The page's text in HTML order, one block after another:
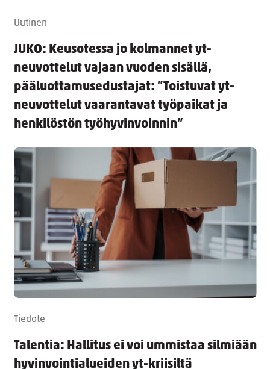
Uutinen
JUKO: Keusotessa jo kolmannet yt-
neuvottelut vajaan vuoden sisällä,
pääluottamusedustajat: ”Toistuvat yt-
neuvottelut vaarantavat työpaikat ja
henkilöstön työhyvinvoinnin”
Tiedote
Talentia: Hallitus ei voi ummistaa silmiään
hyvinvointialueiden yt-kriisiltä